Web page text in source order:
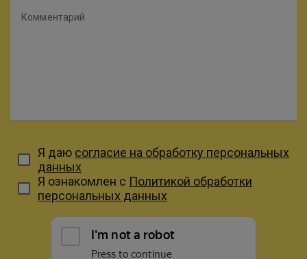
Комментарий
Я даю согласие на обработку персональных
данных
Я ознакомлен с Политикой обработки
персональных данных